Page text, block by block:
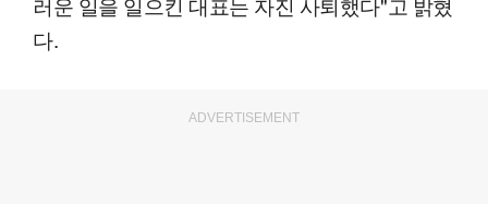
다.
ADVERTISEMENT